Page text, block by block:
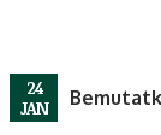
24
JAN